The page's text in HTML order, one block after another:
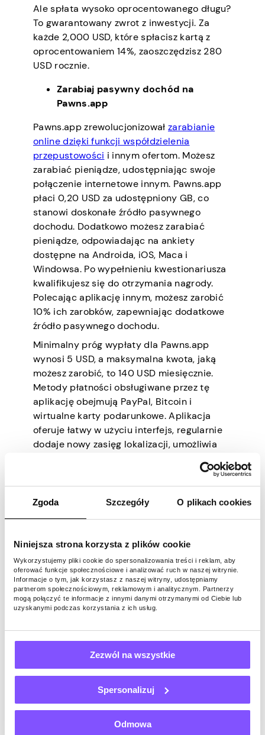
Zgoda Szczegóły O plikach cookies
Niniejsza strona korzysta z plików cookie
Wykorzystujemy pliki cookie do spersonalizowania treści i reklam, aby
oferować funkcje społecznościowe i analizować ruch w naszej witrynie.
Informacje o tym, jak korzystasz z naszej witryny, udostępniamy
partnerom społecznościowym, reklamowym i analitycznym. Partnerzy
mogą połączyć te informacje z innymi danymi otrzymanymi od Ciebie lub
uzyskanymi podczas korzystania z ich usług.
Zezwól na wszystkie
Spersonalizuj
Odmowa
Ale spłata wysoko oprocentowanego długu?
To gwarantowany zwrot z inwestycji. Za
każde 2,000 USD, które spłacisz kartą z
oprocentowaniem 14%, zaoszczędzisz 280
USD rocznie.
Zarabiaj pasywny dochód na
Pawns.app
Pawns.app zrewolucjonizował zarabianie
online dzięki funkcji współdzielenia
przepustowości i innym ofertom. Możesz
zarabiać pieniądze, udostępniając swoje
połączenie internetowe innym. Pawns.app
płaci 0,20 USD za udostępniony GB, co
stanowi doskonałe źródło pasywnego
dochodu. Dodatkowo możesz zarabiać
pieniądze, odpowiadając na ankiety
dostępne na Androida, iOS, Maca i
Windowsa. Po wypełnieniu kwestionariusza
kwalifikujesz się do otrzymania nagrody.
Polecając aplikację innym, możesz zarobić
10% ich zarobków, zapewniając dodatkowe
źródło pasywnego dochodu.
Minimalny próg wypłaty dla Pawns.app
wynosi 5 USD, a maksymalna kwota, jaką
możesz zarobić, to 140 USD miesięcznie.
Metody płatności obsługiwane przez tę
aplikację obejmują PayPal, Bitcoin i
wirtualne karty podarunkowe. Aplikacja
oferuje łatwy w użyciu interfejs, regularnie
dodaje nowy zasięg lokalizacji, umożliwia
, nie ma
reklam ani ukrytych opłat i nie wymaga
zakupów w aplikacji. Warto to sprawdzić.
sponsorowany przez pracodawcę
Inwestowanie w plan emerytalny
sponsorowany przez pracodawcę to łatwy
sposób na rozpoczęcie oszczędzania, nawet
jeśli nie masz dużo pieniędzy. Po prostu
przeznacz procent swojej wypłaty na swój
zainwestowanie zaledwie 1% lub nawet 20%,
w zależności od zasad planu. Dodając
niewielkie kwoty do swojego konta przy
każdej wypłacie, będziesz miał niezłe saldo,
z którym będziesz mógł inwestować w